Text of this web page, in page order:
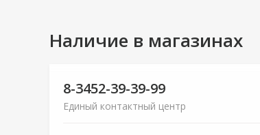
Наличие в магазинах
8-3452-39-39-99
Единый контактный центр